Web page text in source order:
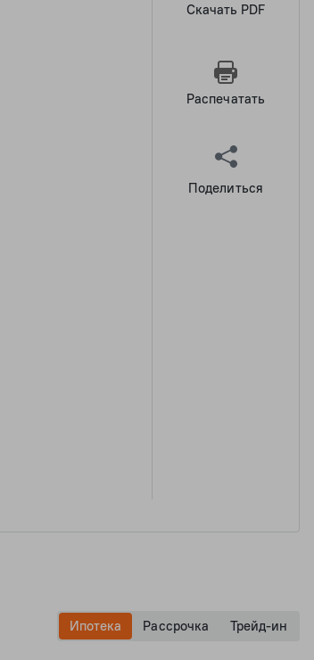
Скачать PDF
Распечатать
Поделиться
Ипотека Рассрочка Трейд-ин